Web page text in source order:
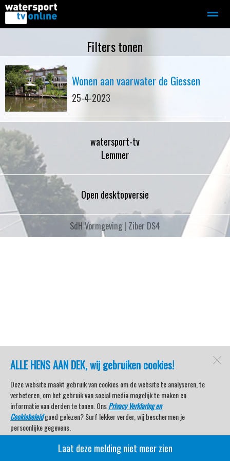
Motorboot-sloep Adverteren
Home Contact Bellen Zoeken
ALLE HENS AAN DEK, wij gebruiken cookies!
Deze website maakt gebruik van cookies om de website te analyseren, te
verbeteren, om het gebruik van social media mogelijk te maken en
informatie van derden te tonen. OnsPrivacy Verklaring en
Cookiebeleidgoed gelezen? Surf lekker verder, wij beschermen je
persoonlijke gegevens.
Veel kijkplezier met Watersport TV Beleving & Nieuws!
Laat deze melding niet meer zien
Filters tonen
Wonen aan vaarwater de Giessen
25-4-2023
watersport-tv
Lemmer
Open desktopversie
SdH Vormgeving | Ziber DS4